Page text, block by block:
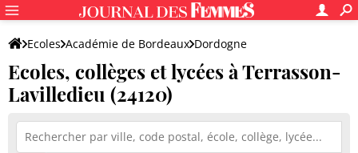
Ecoles Académie de Bordeaux Dordogne
Ecoles, collèges et lycées à Terrasson-
Lavilledieu (24120)